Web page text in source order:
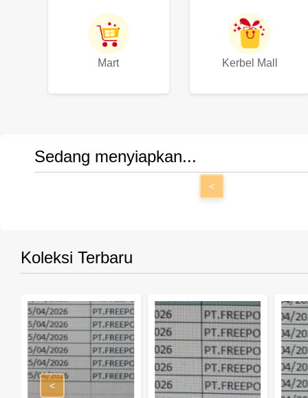
Mart Kerbel Mall
Sedang menyiapkan...
<
Koleksi Terbaru
<